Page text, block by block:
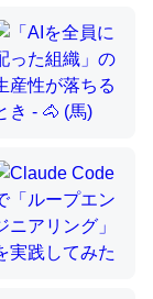
た。調べたら
度。
なぜ海にいな
てて両方に不